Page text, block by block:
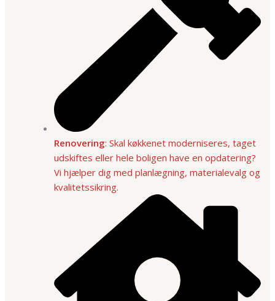
Renovering: Skal køkkenet moderniseres, taget
udskiftes eller hele boligen have en opdatering?
Vi hjælper dig med planlægning, materialevalg og
kvalitetssikring.